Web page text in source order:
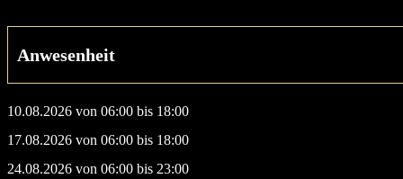
Anwesenheit
10.08.2026 von 06:00 bis 18:00
17.08.2026 von 06:00 bis 18:00
24.08.2026 von 06:00 bis 23:00